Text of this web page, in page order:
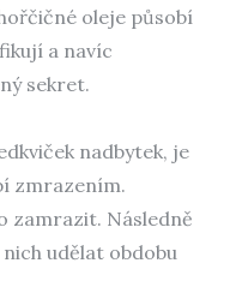
oleje působí
a navíc
sekret.
nadbytek, je
zmrazením.
zamrazit. Následně
udělat obdobu